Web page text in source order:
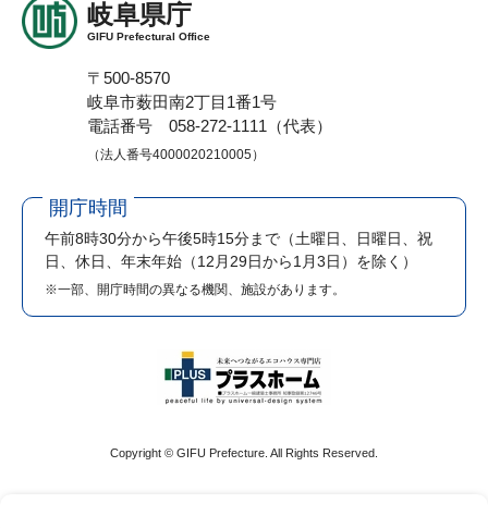
岐阜県庁
GIFU Prefectural Office
〒500-8570
岐阜市薮田南2丁目1番1号
電話番号 058-272-1111（代表）
（法人番号4000020210005）
開庁時間
午前8時30分から午後5時15分まで （土曜日、日曜日、祝
日、休日、年末年始（12月29日から1月3日）を除く）
※一部、開庁時間の異なる機関、施設があります。
Copyright © GIFU Prefecture. All Rights Reserved.